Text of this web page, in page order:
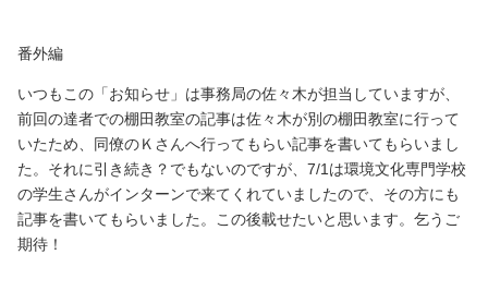
番外編
いつもこの「お知らせ」は事務局の佐々木が担当していますが、
前回の達者での棚田教室の記事は佐々木が別の棚田教室に行って
いたため、同僚のＫさんへ行ってもらい記事を書いてもらいまし
た。それに引き続き？でもないのですが、7/1は環境文化専門学校
の学生さんがインターンで来てくれていましたので、その方にも
記事を書いてもらいました。この後載せたいと思います。乞うご
期待！